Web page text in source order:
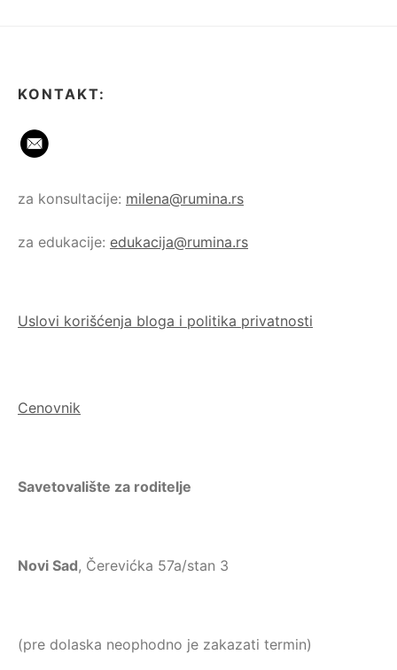
KONTAKT:
za konsultacije: milena@rumina.rs
za edukacije: edukacija@rumina.rs
Uslovi korišćenja bloga i politika privatnosti
Cenovnik
Savetovalište za roditelje
Novi Sad, Čerevićka 57a/stan 3
(pre dolaska neophodno je zakazati termin)